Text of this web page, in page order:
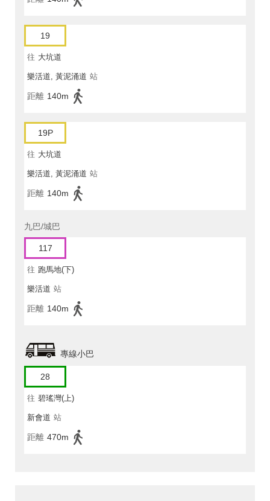
19
往 大坑道
樂活道, 黃泥涌道 站
距離 140m
19P
往 大坑道
樂活道, 黃泥涌道 站
距離 140m
九巴/城巴
117
往 跑馬地(下)
樂活道 站
距離 140m
專線小巴
28
往 碧瑤灣(上)
新會道 站
距離 470m